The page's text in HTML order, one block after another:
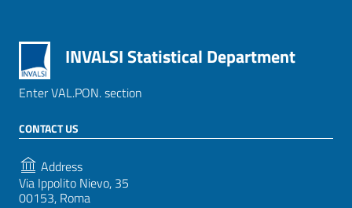
INVALSI Statistical Department
Enter VAL.PON. section
CONTACT US
Address
Via Ippolito Nievo, 35
00153, Roma